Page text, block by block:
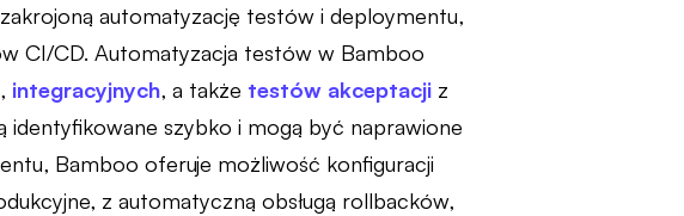
automatyzację testów i deploymentu,
CI/CD. Automatyzacja testów w Bamboo
, integracyjnych, a także testów akceptacji z
szybko i mogą być naprawione
Bamboo oferuje możliwość konfiguracji
z automatyczną obsługą rollbacków,